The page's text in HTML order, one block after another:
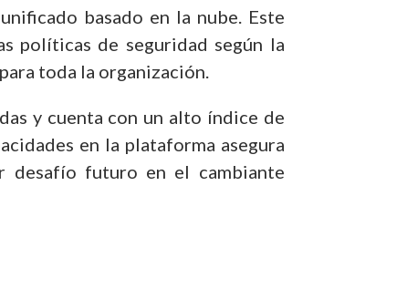
basado en la nube. Este
políticas de seguridad según la
toda la organización.
y cuenta con un alto índice de
en la plataforma asegura
desafío futuro en el cambiante